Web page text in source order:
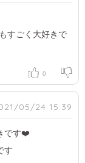
すごく大好きで
0
05/24 15:39
です❤️
す